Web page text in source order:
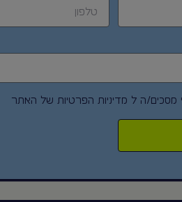
מסכים/ה ל מדיניות הפרטיות של האתר